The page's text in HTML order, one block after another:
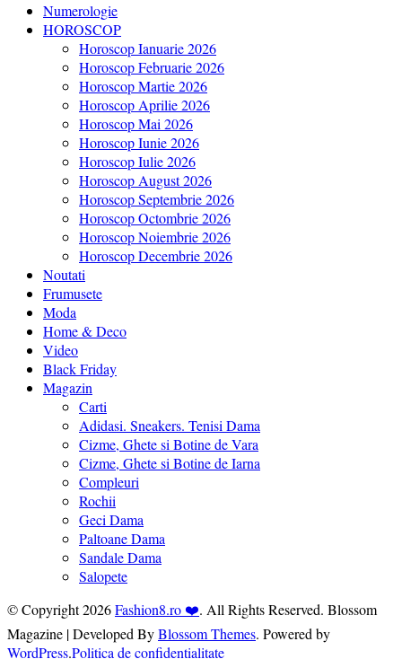
Numerologie
HOROSCOP
Horoscop Ianuarie 2026
Horoscop Februarie 2026
Horoscop Martie 2026
Horoscop Aprilie 2026
Horoscop Mai 2026
Horoscop Iunie 2026
Horoscop Iulie 2026
Horoscop August 2026
Horoscop Septembrie 2026
Horoscop Octombrie 2026
Horoscop Noiembrie 2026
Horoscop Decembrie 2026
Noutati
Frumusete
Moda
Home & Deco
Video
Black Friday
Magazin
Carti
Adidasi. Sneakers. Tenisi Dama
Cizme, Ghete si Botine de Vara
Cizme, Ghete si Botine de Iarna
Compleuri
Rochii
Geci Dama
Paltoane Dama
Sandale Dama
Salopete
© Copyright 2026Fashion8.ro ❤️. All Rights Reserved. Blossom
Magazine | Developed ByBlossom Themes. Powered by
WordPress.Politica de confidentialitate